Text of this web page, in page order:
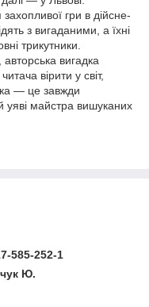
гри в дійсне-
з вигаданими, а їхні
трикутники.
авторська вигадка
вірити у світ,
— це завжди
уяві майстра вишуканих
585-252-1
Ю.